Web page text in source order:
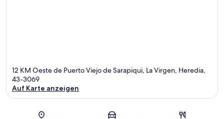
12 KM Oeste de Puerto Viejo de Sarapiqui, La Virgen, Heredia,
43-3069
Auf Karte anzeigen